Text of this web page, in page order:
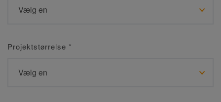
Projektstørrelse *